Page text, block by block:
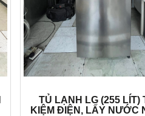
TỦ LẠNH LG (255 LÍT)
KIỆM ĐIỆN, LẤY NƯỚC